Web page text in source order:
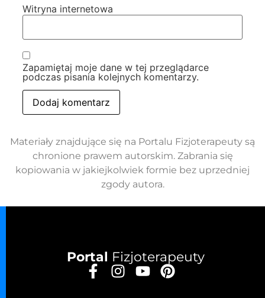
Witryna internetowa
Zapamiętaj moje dane w tej przeglądarce
podczas pisania kolejnych komentarzy.
Materiały znajdujące się na Portalu Fizjoterapeuty są
chronione prawem autorskim. Zabrania się
kopiowania w jakiejkolwiek formie bez uprzedniej
zgody autora.
Portal Fizjoterapeuty